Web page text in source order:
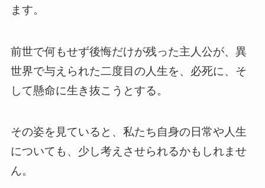
ます。
前世で何もせず後悔だけが残った主人公が、異
世界で与えられた二度目の人生を、必死に、そ
して懸命に生き抜こうとする。
その姿を見ていると、私たち自身の日常や人生
についても、少し考えさせられるかもしれませ
ん。